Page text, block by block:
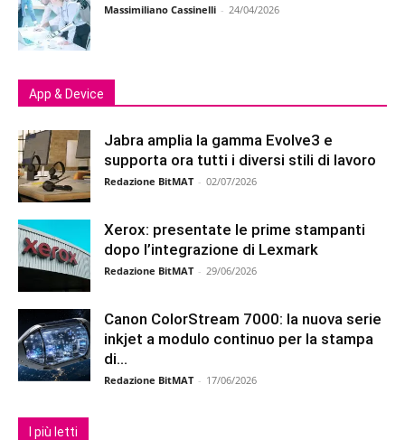
Massimiliano Cassinelli - 24/04/2026
App & Device
Jabra amplia la gamma Evolve3 e
supporta ora tutti i diversi stili di lavoro
Redazione BitMAT - 02/07/2026
Xerox: presentate le prime stampanti
dopo l’integrazione di Lexmark
Redazione BitMAT - 29/06/2026
Canon ColorStream 7000: la nuova serie
inkjet a modulo continuo per la stampa
di...
Redazione BitMAT - 17/06/2026
I più letti